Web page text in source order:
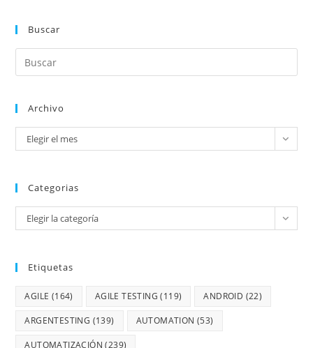
Buscar
Archivo
Elegir el mes
Categorias
Elegir la categoría
Etiquetas
AGILE (164) AGILE TESTING (119) ANDROID (22)
ARGENTESTING (139) AUTOMATION (53)
AUTOMATIZACIÓN (239)